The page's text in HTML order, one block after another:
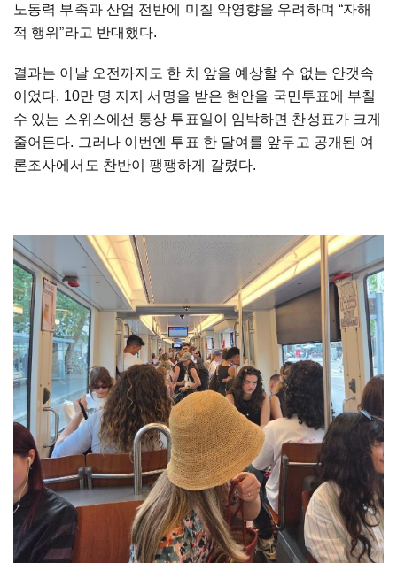
노동력 부족과 산업 전반에 미칠 악영향을 우려하며 “자해
적 행위”라고 반대했다.
결과는 이날 오전까지도 한 치 앞을 예상할 수 없는 안갯속
이었다. 10만 명 지지 서명을 받은 현안을 국민투표에 부칠
수 있는 스위스에선 통상 투표일이 임박하면 찬성표가 크게
줄어든다. 그러나 이번엔 투표 한 달여를 앞두고 공개된 여
론조사에서도 찬반이 팽팽하게 갈렸다.